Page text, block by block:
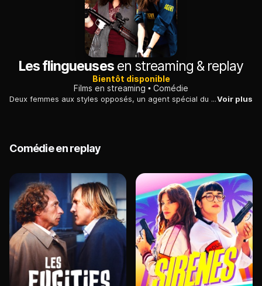
Les flingueusesen streaming & replay
Bientôt disponible
Films en streaming
Comédie
Deux femmes aux styles opposés, un agent spécial du FBI et un agent de la police de Boston, doivent collaborer pour arrêter un baron de la drogue.Voir plus
Comédie en replay